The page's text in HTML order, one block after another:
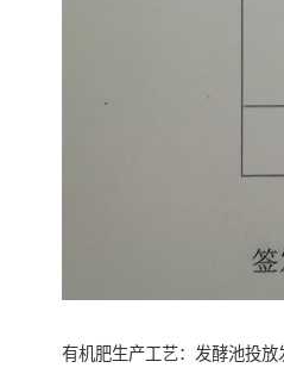
有机肥生产工艺：发酵池投